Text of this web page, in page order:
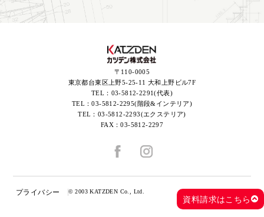
〒110-0005
東京都台東区上野5-25-11 大和上野ビル7F
TEL： 03-5812-2291(代表)
TEL：03-5812-2295(階段&インテリア)
TEL： 03-5812-2293(エクステリア)
FAX：03-5812-2297
プライバシー © 2003 KATZDEN Co., Ltd.
資料請求はこちら